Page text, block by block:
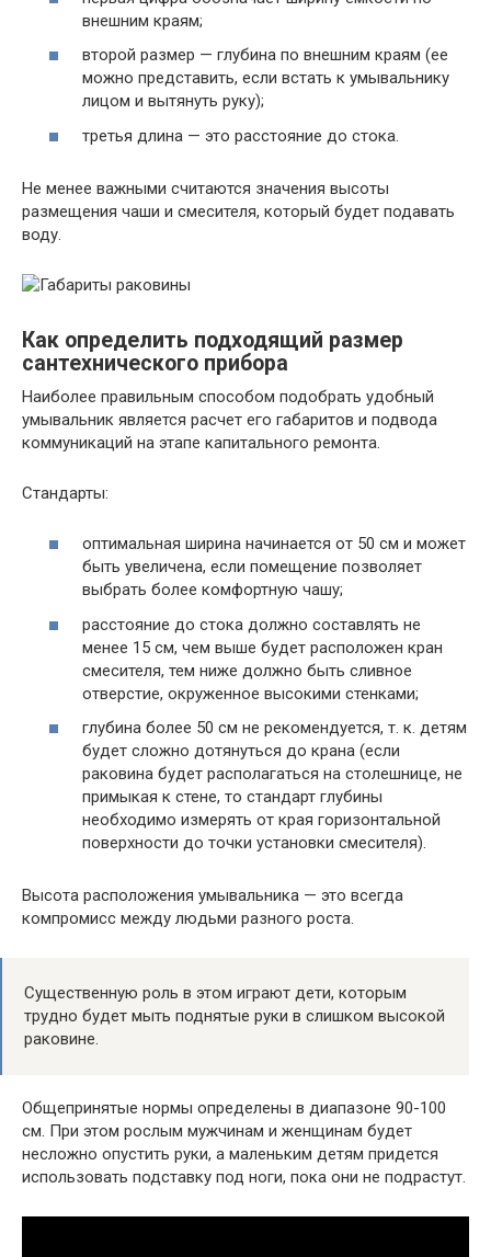
внешним краям;
второй размер — глубина по внешним краям (ее
можно представить, если встать к умывальнику
лицом и вытянуть руку);
третья длина — это расстояние до стока.
Не менее важными считаются значения высоты
размещения чаши и смесителя, который будет подавать
воду.
Как определить подходящий размер
сантехнического прибора
Наиболее правильным способом подобрать удобный
умывальник является расчет его габаритов и подвода
коммуникаций на этапе капитального ремонта.
Стандарты:
оптимальная ширина начинается от 50 см и может
быть увеличена, если помещение позволяет
выбрать более комфортную чашу;
расстояние до стока должно составлять не
менее 15 см, чем выше будет расположен кран
смесителя, тем ниже должно быть сливное
отверстие, окруженное высокими стенками;
глубина более 50 см не рекомендуется, т. к. детям
будет сложно дотянуться до крана (если
раковина будет располагаться на столешнице, не
примыкая к стене, то стандарт глубины
необходимо измерять от края горизонтальной
поверхности до точки установки смесителя).
Высота расположения умывальника — это всегда
компромисс между людьми разного роста.
Существенную роль в этом играют дети, которым
трудно будет мыть поднятые руки в слишком высокой
раковине.
Общепринятые нормы определены в диапазоне 90-100
см. При этом рослым мужчинам и женщинам будет
несложно опустить руки, а маленьким детям придется
использовать подставку под ноги, пока они не подрастут.